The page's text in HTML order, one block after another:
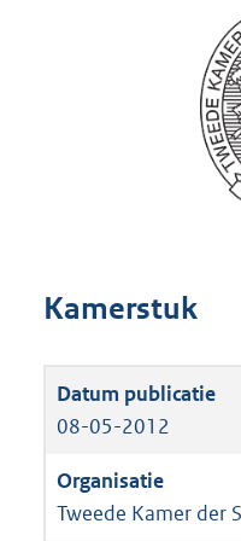
Kamerstuk
08-05-2012
Tweede Kamer der